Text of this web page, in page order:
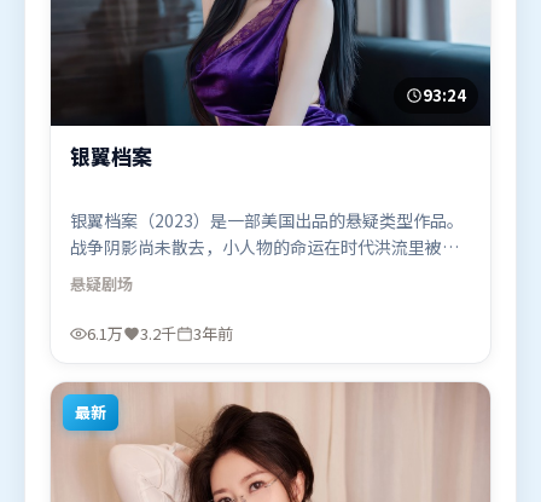
93:24
银翼档案
银翼档案（2023）是一部美国出品的悬疑类型作品。
战争阴影尚未散去，小人物的命运在时代洪流里被轻
轻托起又放下。群像刻画各有弧光，配角亦承担叙事
推进功能。由张艺谋执导，孙艺珍、刘德华、沈腾，
黄渤、吴京等联袂出演。影片于2023年2月22日（美
观看。
悬疑剧场
6.1万 3.2千 3年前
最新